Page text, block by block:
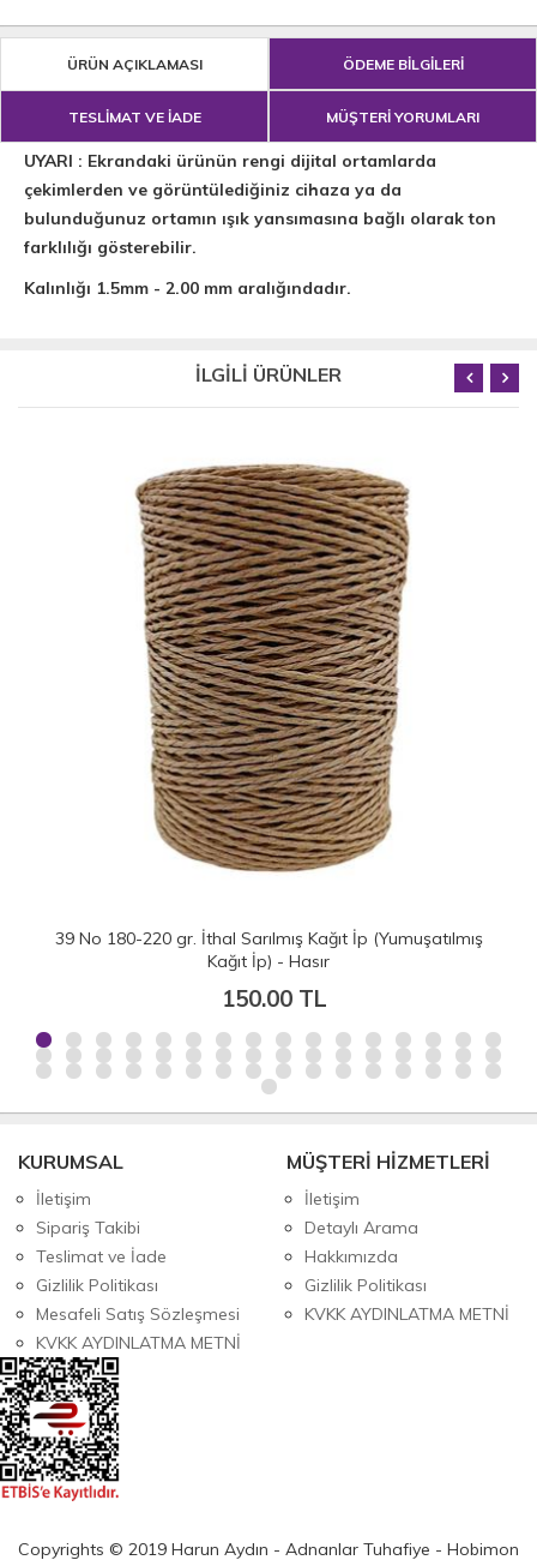
ÜRÜN AÇIKLAMASI ÖDEME BİLGİLERİ
TESLİMAT VE İADE MÜŞTERİ YORUMLARI
UYARI : Ekrandaki ürünün rengi dijital ortamlarda
çekimlerden ve görüntülediğiniz cihaza ya da
bulunduğunuz ortamın ışık yansımasına bağlı olarak ton
farklılığı gösterebilir.
Kalınlığı 1.5mm - 2.00 mm aralığındadır.
İLGİLİ ÜRÜNLER
39 No 180-220 gr. İthal Sarılmış Kağıt İp (Yumuşatılmış
Kağıt İp) - Hasır
150.00 TL
KURUMSAL
İletişim
Sipariş Takibi
Teslimat ve İade
Gizlilik Politikası
Mesafeli Satış Sözleşmesi
KVKK AYDINLATMA METNİ
MÜŞTERİ HİZMETLERİ
İletişim
Detaylı Arama
Hakkımızda
Gizlilik Politikası
KVKK AYDINLATMA METNİ
Copyrights © 2019 Harun Aydın - Adnanlar Tuhafiye - Hobimon